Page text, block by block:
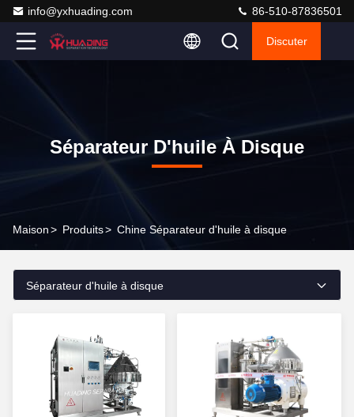
info@yxhuading.com 86-510-87836501
Discuter
Séparateur D'huile À Disque
Maison> Produits> Chine Séparateur d'huile à disque
Séparateur d'huile à disque